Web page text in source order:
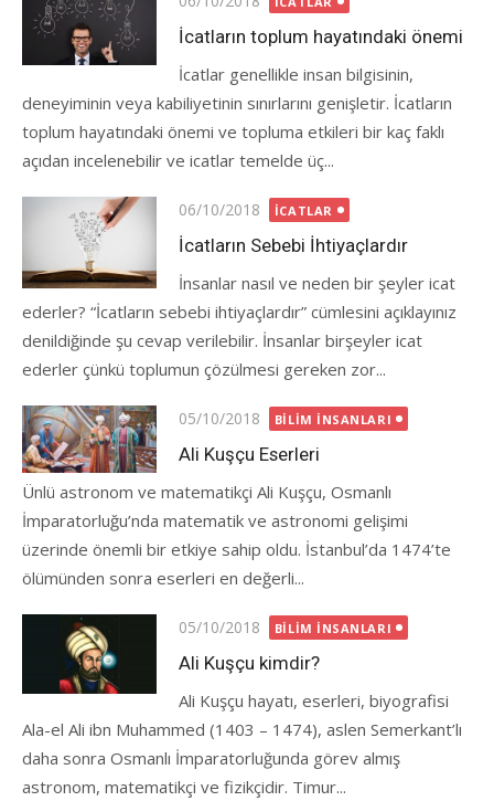
on
İcatların toplum hayatındaki önemi
İcatlar genellikle insan bilgisinin,
deneyiminin veya kabiliyetinin sınırlarını genişletir. İcatların
toplum hayatındaki önemi ve topluma etkileri bir kaç faklı
açıdan incelenebilir ve icatlar temelde üç...
Posted
on
06/10/2018 İCATLAR
İcatların Sebebi İhtiyaçlardır
İnsanlar nasıl ve neden bir şeyler icat
ederler? “İcatların sebebi ihtiyaçlardır” cümlesini açıklayınız
denildiğinde şu cevap verilebilir. İnsanlar birşeyler icat
ederler çünkü toplumun çözülmesi gereken zor...
Posted
on
05/10/2018 BILIM İNSANLARI
Ali Kuşçu Eserleri
Ünlü astronom ve matematikçi Ali Kuşçu, Osmanlı
İmparatorluğu’nda matematik ve astronomi gelişimi
üzerinde önemli bir etkiye sahip oldu. İstanbul’da 1474’te
ölümünden sonra eserleri en değerli...
Posted
on
05/10/2018 BILIM İNSANLARI
Ali Kuşçu kimdir?
Ali Kuşçu hayatı, eserleri, biyografisi
Ala-el Ali ibn Muhammed (1403 – 1474), aslen Semerkant’lı
daha sonra Osmanlı İmparatorluğunda görev almış
astronom, matematikçi ve fizikçidir. Timur...